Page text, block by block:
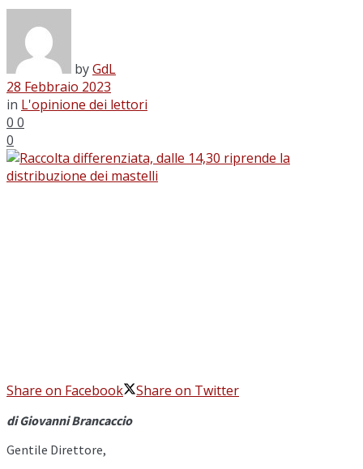
byGdL
28 Febbraio 2023
in L'opinione dei lettori
0 0
0
Share on Facebook Share on Twitter
di Giovanni Brancaccio
Gentile Direttore,